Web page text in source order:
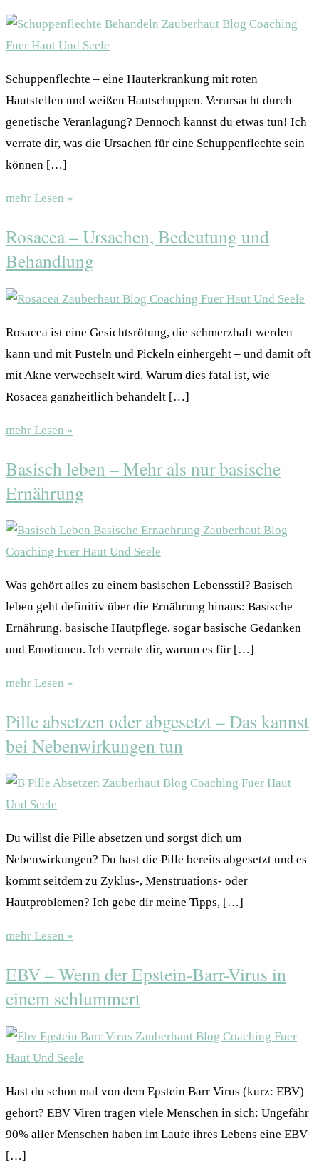
Schuppenflechte – eine Hauterkrankung mit roten
Hautstellen und weißen Hautschuppen. Verursacht durch
genetische Veranlagung? Dennoch kannst du etwas tun! Ich
verrate dir, was die Ursachen für eine Schuppenflechte sein
können […]
mehr Lesen »
Rosacea – Ursachen, Bedeutung und
Behandlung
Rosacea ist eine Gesichtsrötung, die schmerzhaft werden
kann und mit Pusteln und Pickeln einhergeht – und damit oft
mit Akne verwechselt wird. Warum dies fatal ist, wie
Rosacea ganzheitlich behandelt […]
mehr Lesen »
Basisch leben – Mehr als nur basische
Ernährung
Was gehört alles zu einem basischen Lebensstil? Basisch
leben geht definitiv über die Ernährung hinaus: Basische
Ernährung, basische Hautpflege, sogar basische Gedanken
und Emotionen. Ich verrate dir, warum es für […]
mehr Lesen »
Pille absetzen oder abgesetzt – Das kannst
bei Nebenwirkungen tun
Du willst die Pille absetzen und sorgst dich um
Nebenwirkungen? Du hast die Pille bereits abgesetzt und es
kommt seitdem zu Zyklus-, Menstruations- oder
Hautproblemen? Ich gebe dir meine Tipps, […]
mehr Lesen »
EBV – Wenn der Epstein-Barr-Virus in
einem schlummert
Hast du schon mal von dem Epstein Barr Virus (kurz: EBV)
gehört? EBV Viren tragen viele Menschen in sich: Ungefähr
90% aller Menschen haben im Laufe ihres Lebens eine EBV
[…]